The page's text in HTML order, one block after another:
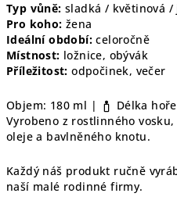
Typ vůně: sladká / květinová /
Pro koho: žena
Ideální období: celoročně
Místnost: ložnice, obývák
Příležitost: odpočinek, večer
Objem: 180 ml |
Délka
Vyrobeno z rostlinného
oleje a bavlněného knotu.
Každý náš produkt ručně
naší malé rodinné firmy.